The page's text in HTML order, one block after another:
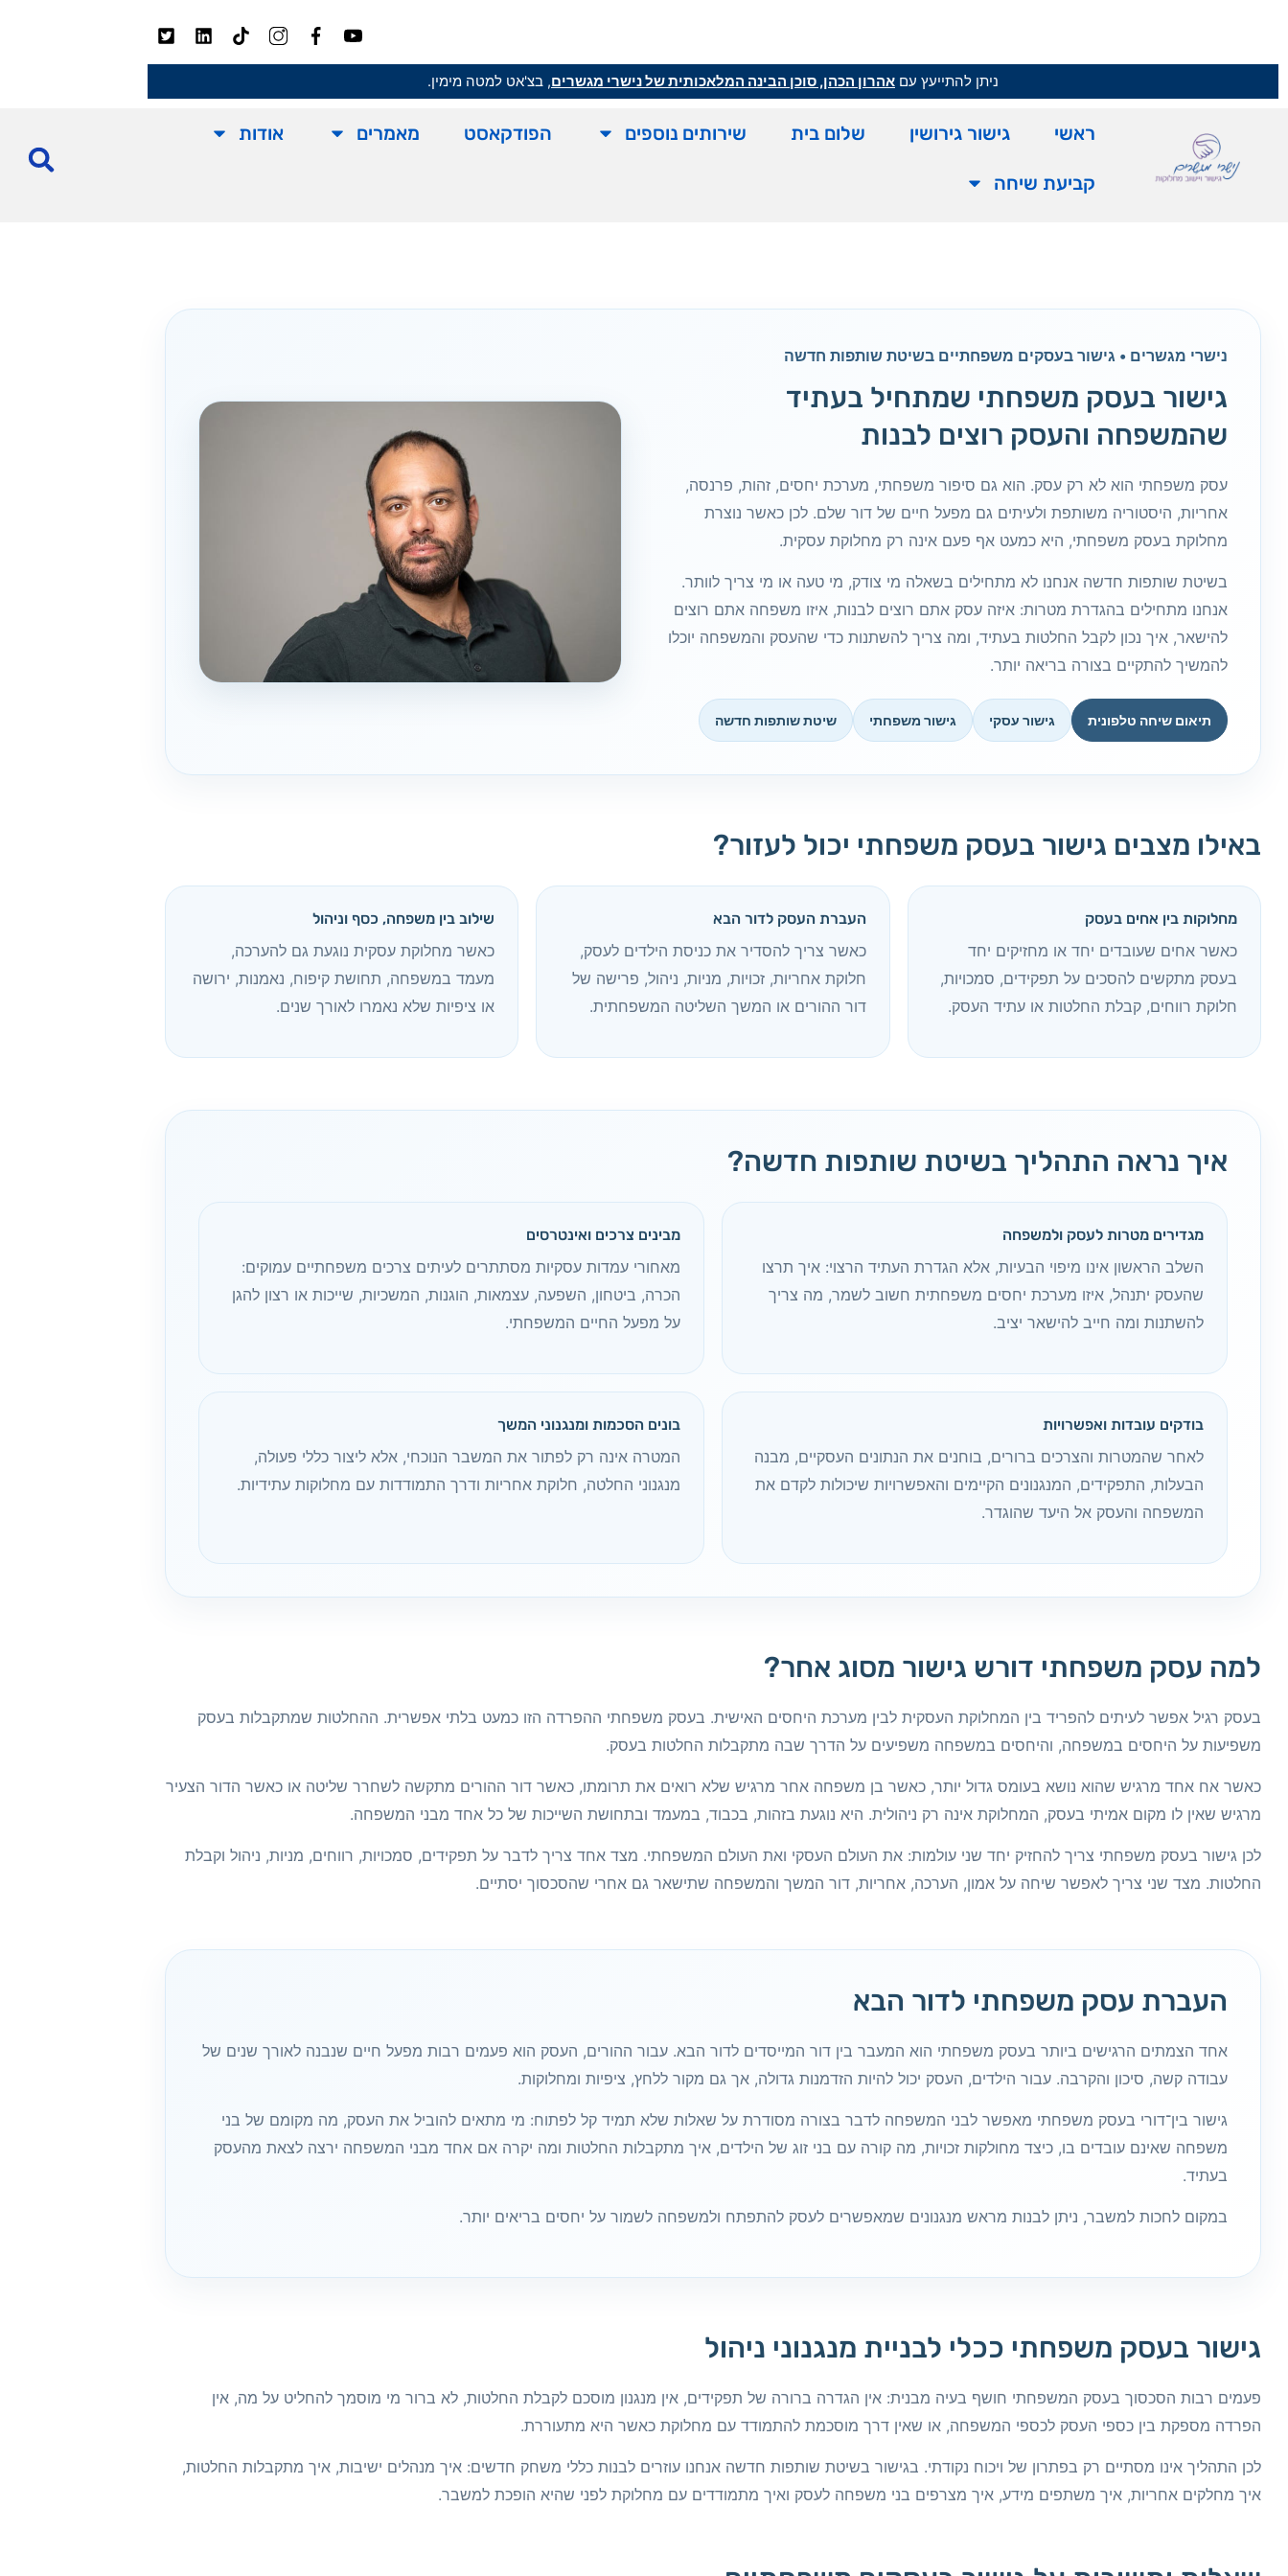
ניתן להתייעץ עם אהרון הכהן, סוכן הבינה המלאכותית של נישרי מגשרים, בצ'אט למטה מימין.
ראשי גישור גירושין שלום בית שירותים נוספים הפודקאסט מאמרים אודות
קביעת שיחה
נישרי מגשרים • גישור בעסקים משפחתיים בשיטת שותפות חדשה
גישור בעסק משפחתי שמתחיל בעתיד
שהמשפחה והעסק רוצים לבנות
עסק משפחתי הוא לא רק עסק. הוא גם סיפור משפחתי, מערכת יחסים, זהות, פרנסה,
אחריות, היסטוריה משותפת ולעיתים גם מפעל חיים של דור שלם. לכן כאשר נוצרת
מחלוקת בעסק משפחתי, היא כמעט אף פעם אינה רק מחלוקת עסקית.
בשיטת שותפות חדשה אנחנו לא מתחילים בשאלה מי צודק, מי טעה או מי צריך לוותר.
אנחנו מתחילים בהגדרת מטרות: איזה עסק אתם רוצים לבנות, איזו משפחה אתם רוצים
להישאר, איך נכון לקבל החלטות בעתיד, ומה צריך להשתנות כדי שהעסק והמשפחה יוכלו
להמשיך להתקיים בצורה בריאה יותר.
תיאום שיחה טלפונית גישור עסקי גישור משפחתי שיטת שותפות חדשה
באילו מצבים גישור בעסק משפחתי יכול לעזור?
מחלוקות בין אחים בעסק
כאשר אחים שעובדים יחד או מחזיקים יחד
בעסק מתקשים להסכים על תפקידים, סמכויות,
חלוקת רווחים, קבלת החלטות או עתיד העסק.
העברת העסק לדור הבא
כאשר צריך להסדיר את כניסת הילדים לעסק,
חלוקת אחריות, זכויות, מניות, ניהול, פרישה של
דור ההורים או המשך השליטה המשפחתית.
שילוב בין משפחה, כסף וניהול
כאשר מחלוקת עסקית נוגעת גם להערכה,
מעמד במשפחה, תחושת קיפוח, נאמנות, ירושה
או ציפיות שלא נאמרו לאורך שנים.
איך נראה התהליך בשיטת שותפות חדשה?
מגדירים מטרות לעסק ולמשפחה
השלב הראשון אינו מיפוי הבעיות, אלא הגדרת העתיד הרצוי: איך תרצו
שהעסק יתנהל, איזו מערכת יחסים משפחתית חשוב לשמר, מה צריך
להשתנות ומה חייב להישאר יציב.
מבינים צרכים ואינטרסים
מאחורי עמדות עסקיות מסתתרים לעיתים צרכים משפחתיים עמוקים:
הכרה, ביטחון, השפעה, עצמאות, הוגנות, המשכיות, שייכות או רצון להגן
על מפעל החיים המשפחתי.
בודקים עובדות ואפשרויות
לאחר שהמטרות והצרכים ברורים, בוחנים את הנתונים העסקיים, מבנה
הבעלות, התפקידים, המנגנונים הקיימים והאפשרויות שיכולות לקדם את
המשפחה והעסק אל היעד שהוגדר.
בונים הסכמות ומנגנוני המשך
המטרה אינה רק לפתור את המשבר הנוכחי, אלא ליצור כללי פעולה,
מנגנוני החלטה, חלוקת אחריות ודרך התמודדות עם מחלוקות עתידיות.
למה עסק משפחתי דורש גישור מסוג אחר?
בעסק רגיל אפשר לעיתים להפריד בין המחלוקת העסקית לבין מערכת היחסים האישית. בעסק משפחתי ההפרדה הזו כמעט בלתי אפשרית. ההחלטות שמתקבלות בעסק
משפיעות על היחסים במשפחה, והיחסים במשפחה משפיעים על הדרך שבה מתקבלות החלטות בעסק.
כאשר אח אחד מרגיש שהוא נושא בעומס גדול יותר, כאשר בן משפחה אחר מרגיש שלא רואים את תרומתו, כאשר דור ההורים מתקשה לשחרר שליטה או כאשר הדור הצעיר
מרגיש שאין לו מקום אמיתי בעסק, המחלוקת אינה רק ניהולית. היא נוגעת בזהות, בכבוד, במעמד ובתחושת השייכות של כל אחד מבני המשפחה.
לכן גישור בעסק משפחתי צריך להחזיק יחד שני עולמות: את העולם העסקי ואת העולם המשפחתי. מצד אחד צריך לדבר על תפקידים, סמכויות, רווחים, מניות, ניהול וקבלת
החלטות. מצד שני צריך לאפשר שיחה על אמון, הערכה, אחריות, דור המשך והמשפחה שתישאר גם אחרי שהסכסוך יסתיים.
העברת עסק משפחתי לדור הבא
אחד הצמתים הרגישים ביותר בעסק משפחתי הוא המעבר בין דור המייסדים לדור הבא. עבור ההורים, העסק הוא פעמים רבות מפעל חיים שנבנה לאורך שנים של
עבודה קשה, סיכון והקרבה. עבור הילדים, העסק יכול להיות הזדמנות גדולה, אך גם מקור ללחץ, ציפיות ומחלוקות.
גישור בין־דורי בעסק משפחתי מאפשר לבני המשפחה לדבר בצורה מסודרת על שאלות שלא תמיד קל לפתוח: מי מתאים להוביל את העסק, מה מקומם של בני
משפחה שאינם עובדים בו, כיצד מחולקות זכויות, מה קורה עם בני זוג של הילדים, איך מתקבלות החלטות ומה יקרה אם אחד מבני המשפחה ירצה לצאת מהעסק
בעתיד.
במקום לחכות למשבר, ניתן לבנות מראש מנגנונים שמאפשרים לעסק להתפתח ולמשפחה לשמור על יחסים בריאים יותר.
גישור בעסק משפחתי ככלי לבניית מנגנוני ניהול
פעמים רבות הסכסוך בעסק המשפחתי חושף בעיה מבנית: אין הגדרה ברורה של תפקידים, אין מנגנון מוסכם לקבלת החלטות, לא ברור מי מוסמך להחליט על מה, אין
הפרדה מספקת בין כספי העסק לכספי המשפחה, או שאין דרך מוסכמת להתמודד עם מחלוקת כאשר היא מתעוררת.
לכן התהליך אינו מסתיים רק בפתרון של ויכוח נקודתי. בגישור בשיטת שותפות חדשה אנחנו עוזרים לבנות כללי משחק חדשים: איך מנהלים ישיבות, איך מתקבלות החלטות,
איך מחלקים אחריות, איך משתפים מידע, איך מצרפים בני משפחה לעסק ואיך מתמודדים עם מחלוקת לפני שהיא הופכת למשבר.